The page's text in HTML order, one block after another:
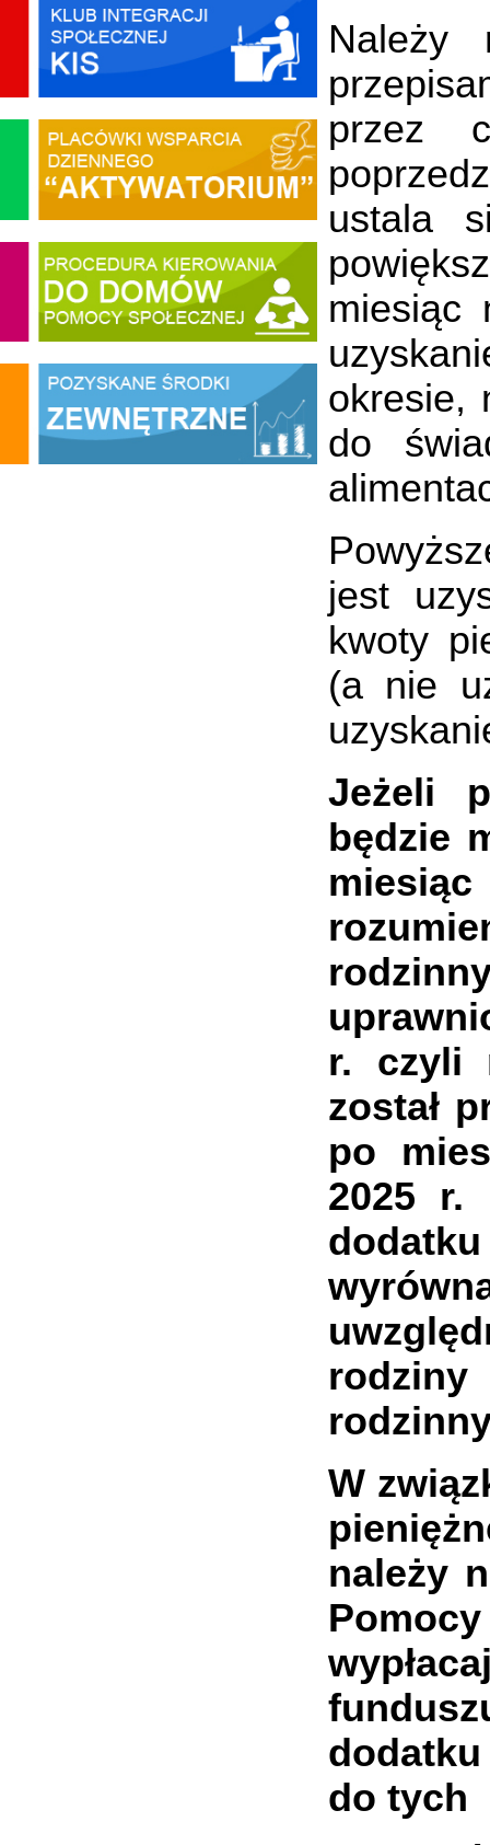
Należy
przez
ustala
miesiąc
okresie,
do
jest
kwoty
(a nie
Jeżeli
będzie
r. czyli
został
po
2025
rodziny
W
należy
do tych